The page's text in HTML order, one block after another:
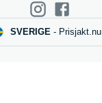
SVERIGE- Prisjakt.nu